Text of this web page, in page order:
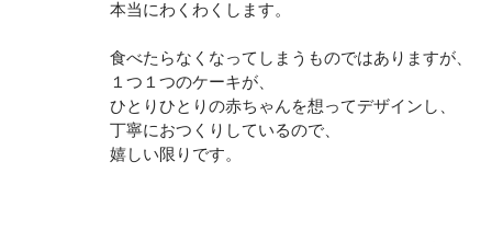
本当にわくわくします。
食べたらなくなってしまうものではありますが、
１つ１つのケーキが、
ひとりひとりの赤ちゃんを想ってデザインし、
丁寧におつくりしているので、
嬉しい限りです。